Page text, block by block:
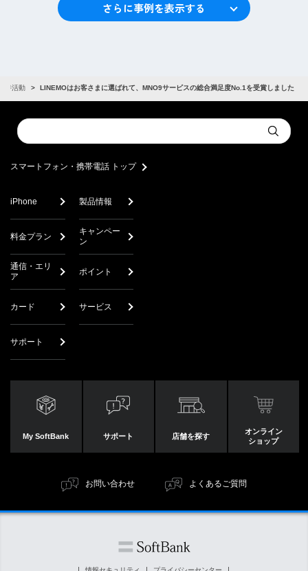
さらに事例を表示する
善活動 LINEMOはお客さまに選ばれて、MNO9サービスの総合満足度No.1を受賞しました
Conduct
a
Submit
スマートフォン・携帯電話 トップ
iPhone 製品情報
料金プラン
キャンペー
ン
通信・エリ
ア
ポイント
カード サービス
サポート
My SoftBank サポート 店舗を探す
オンライン
ショップ
お問い合わせ よくあるご質問